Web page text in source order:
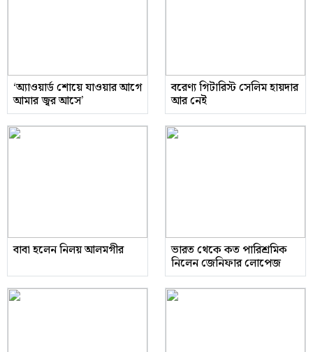
‘অ্যাওয়ার্ড শোয়ে যাওয়ার আগে
আমার জ্বর আসে’
বরেণ্য গিটারিস্ট সেলিম হায়দার
আর নেই
বাবা হলেন নিলয় আলমগীর ভারত থেকে কত পারিশ্রমিক
নিলেন জেনিফার লোপেজ